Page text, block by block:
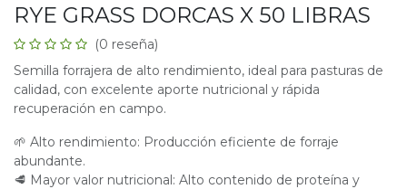
RYE GRASS DORCAS X 50 LIBRAS
(0 reseña)
Semilla forrajera de alto rendimiento, ideal para pasturas de
calidad, con excelente aporte nutricional y rápida
recuperación en campo.
🌱 Alto rendimiento: Producción eficiente de forraje
abundante.
🥩 Mayor valor nutricional: Alto contenido de proteína y